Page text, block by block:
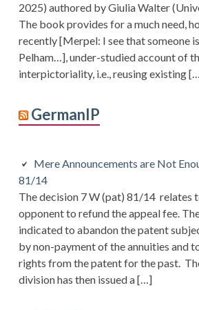
2025) authored by Giulia Walter
The book provides for a much need,
recently [Merpel: I see that someone
Pelham…], under-studied account of
interpictoriality, i.e., reusing existing
GermanIP
Mere Announcements are Not
81/14
The decision 7 W (pat) 81/14 relates
opponent to refund the appeal fee.
indicated to abandon the patent
by non-payment of the annuities and
rights from the patent for the past.
division has then issued a […]